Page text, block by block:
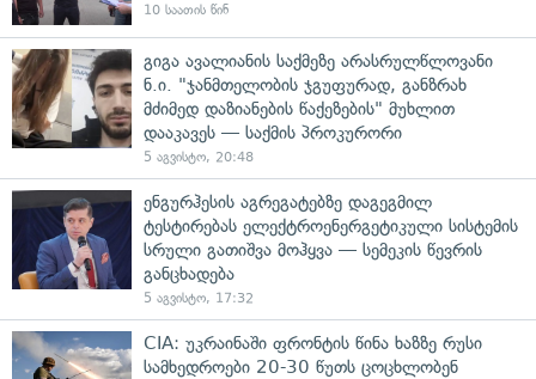
10 საათის წინ
გიგა ავალიანის საქმეზე არასრულწლოვანი
ნ.ი. "ჯანმთელობის ჯგუფურად, განზრახ
მძიმედ დაზიანების წაქეზების" მუხლით
დააკავეს — საქმის პროკურორი
5 აგვისტო, 20:48
ენგურჰესის აგრეგატებზე დაგეგმილ
ტესტირებას ელექტროენერგეტიკული სისტემის
სრული გათიშვა მოჰყვა — სემეკის წევრის
განცხადება
5 აგვისტო, 17:32
CIA: უკრაინაში ფრონტის წინა ხაზზე რუსი
სამხედროები 20-30 წუთს ცოცხლობენ